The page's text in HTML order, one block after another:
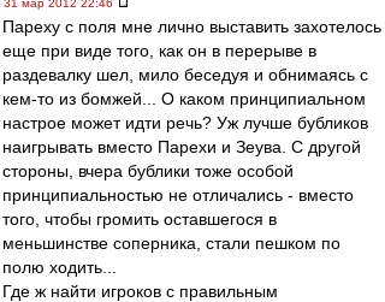
31 мар 2012 22:46
Пареху с поля мне лично выставить захотелось
еще при виде того, как он в перерыве в
раздевалку шел, мило беседуя и обнимаясь с
кем-то из бомжей... О каком принципиальном
настрое может идти речь? Уж лучше бубликов
наигрывать вместо Парехи и Зеува. С другой
стороны, вчера бублики тоже особой
принципиальностью не отличались - вместо
того, чтобы громить оставшегося в
меньшинстве соперника, стали пешком по
полю ходить...
Где ж найти игроков с правильным